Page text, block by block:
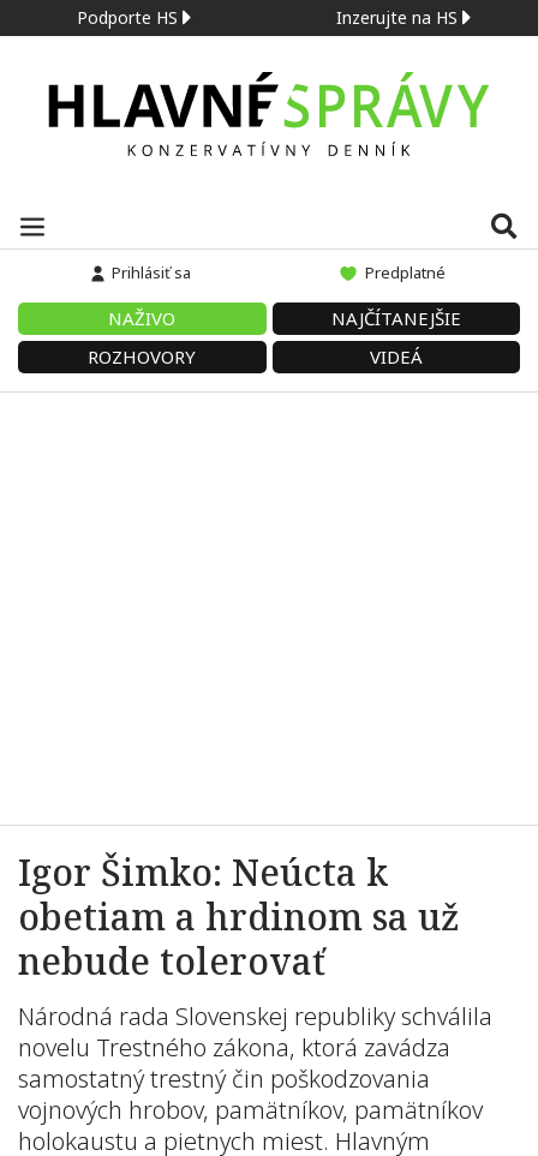
Podporte HS Inzerujte na HS
Prihlásiť sa Predplatné
NAŽIVO
NAJČÍTANEJŠIE
ROZHOVORY
VIDEÁ
Igor Šimko: Neúcta k
obetiam a hrdinom sa už
nebude tolerovať
Národná rada Slovenskej republiky schválila
novelu Trestného zákona, ktorá zavádza
samostatný trestný čin poškodzovania
vojnových hrobov, pamätníkov, pamätníkov
holokaustu a pietnych miest. Hlavným